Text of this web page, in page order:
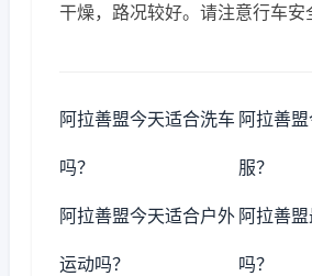
干燥，路况较好。请注意行车安
阿拉善盟今天适合洗车
吗？
阿拉善
服？
阿拉善盟今天适合户外
运动吗？
阿拉善
吗？